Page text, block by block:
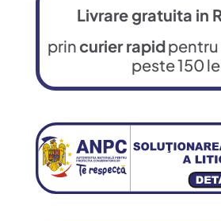
Livrare gratuita in
princurier rapidpentru
peste 150